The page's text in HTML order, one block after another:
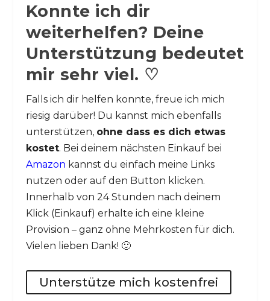
Konnte ich dir
weiterhelfen? Deine
Unterstützung bedeutet
mir sehr viel. ♡
Falls ich dir helfen konnte, freue ich mich
riesig darüber! Du kannst mich ebenfalls
unterstützen, ohne dass es dich etwas
kostet. Bei deinem nächsten Einkauf bei
Amazon kannst du einfach meine Links
nutzen oder auf den Button klicken.
Innerhalb von 24 Stunden nach deinem
Klick (Einkauf) erhalte ich eine kleine
Provision – ganz ohne Mehrkosten für dich.
Vielen lieben Dank! 🙂
Unterstütze mich kostenfrei